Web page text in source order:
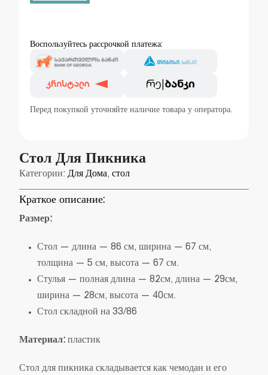
Воспользуйтесь рассрочкой платежа:
Перед покупкой уточняйте наличие товара у оператора.
Стол Для Пикника
Категории: Для Дома,стол
Краткое описание:
Размер:
Стол — длина — 86 см, ширина — 67 см,
толщина — 5 см, высота — 67 см.
Стулья — полная длина — 82см, длина — 29см,
ширина — 28см, высота — 40см.
Стол складной на 33/86
Материал: пластик
Стол для пикника складывается как чемодан и его